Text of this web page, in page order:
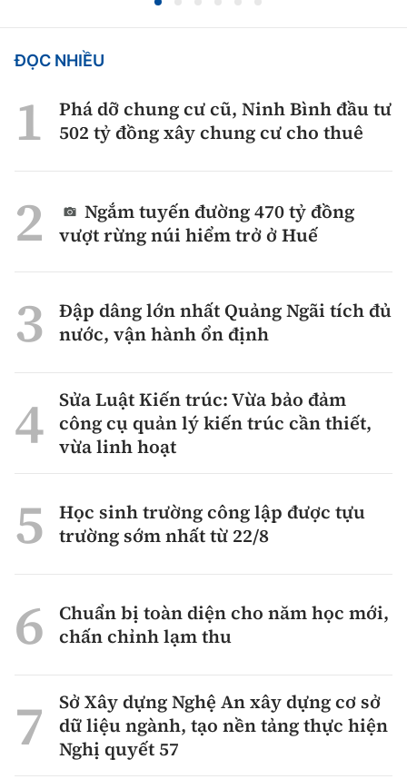
ĐỌC NHIỀU
Phá dỡ chung cư cũ, Ninh Bình đầu tư
502 tỷ đồng xây chung cư cho thuê
Ngắm tuyến đường 470 tỷ đồng
vượt rừng núi hiểm trở ở Huế
Đập dâng lớn nhất Quảng Ngãi tích đủ
nước, vận hành ổn định
Sửa Luật Kiến trúc: Vừa bảo đảm
công cụ quản lý kiến trúc cần thiết,
vừa linh hoạt
Học sinh trường công lập được tựu
trường sớm nhất từ 22/8
Chuẩn bị toàn diện cho năm học mới,
chấn chỉnh lạm thu
Sở Xây dựng Nghệ An xây dựng cơ sở
dữ liệu ngành, tạo nền tảng thực hiện
Nghị quyết 57